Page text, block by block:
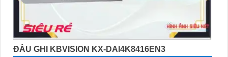
ĐẦU GHI KBVISION KX-DAI4K8416EN3